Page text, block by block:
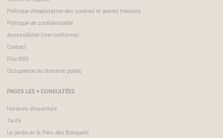
Politique d'exploitation des cookies et autres traceurs
Politique de confidentialité
Accessibilité (non conforme)
Contact
Flux RSS
Occupation du domaine public
PAGES LES + CONSULTÉES
Horaires d'ouverture
Tarifs
Le jardin et le Parc des Bosquets